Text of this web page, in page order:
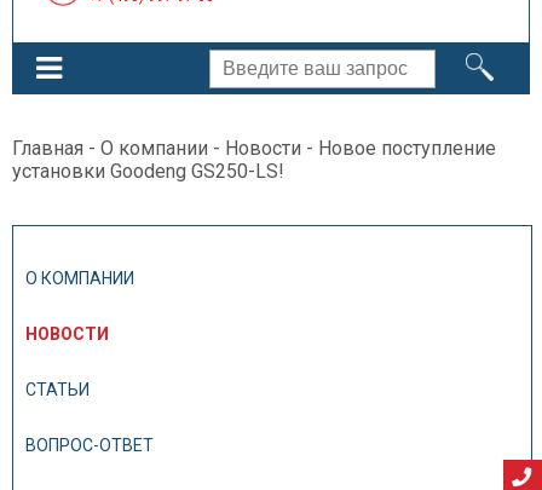
Главная - О компании - Новости - Новое поступление
установки Goodeng GS250-LS!
О КОМПАНИИ
НОВОСТИ
СТАТЬИ
ВОПРОС-ОТВЕТ